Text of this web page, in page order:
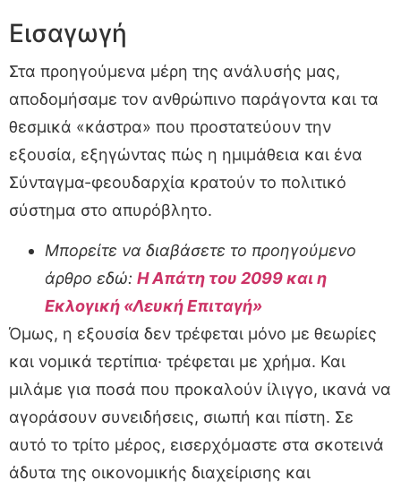
Εισαγωγή
Στα προηγούμενα μέρη της ανάλυσής μας,
αποδομήσαμε τον ανθρώπινο παράγοντα και τα
θεσμικά «κάστρα» που προστατεύουν την
εξουσία, εξηγώντας πώς η ημιμάθεια και ένα
Σύνταγμα-φεουδαρχία κρατούν το πολιτικό
σύστημα στο απυρόβλητο.
Μπορείτε να διαβάσετε το προηγούμενο
άρθρο εδώ: Η Απάτη του 2099 και η
Εκλογική «Λευκή Επιταγή»
Όμως, η εξουσία δεν τρέφεται μόνο με θεωρίες
και νομικά τερτίπια· τρέφεται με χρήμα. Και
μιλάμε για ποσά που προκαλούν ίλιγγο, ικανά να
αγοράσουν συνειδήσεις, σιωπή και πίστη. Σε
αυτό το τρίτο μέρος, εισερχόμαστε στα σκοτεινά
άδυτα της οικονομικής διαχείρισης και